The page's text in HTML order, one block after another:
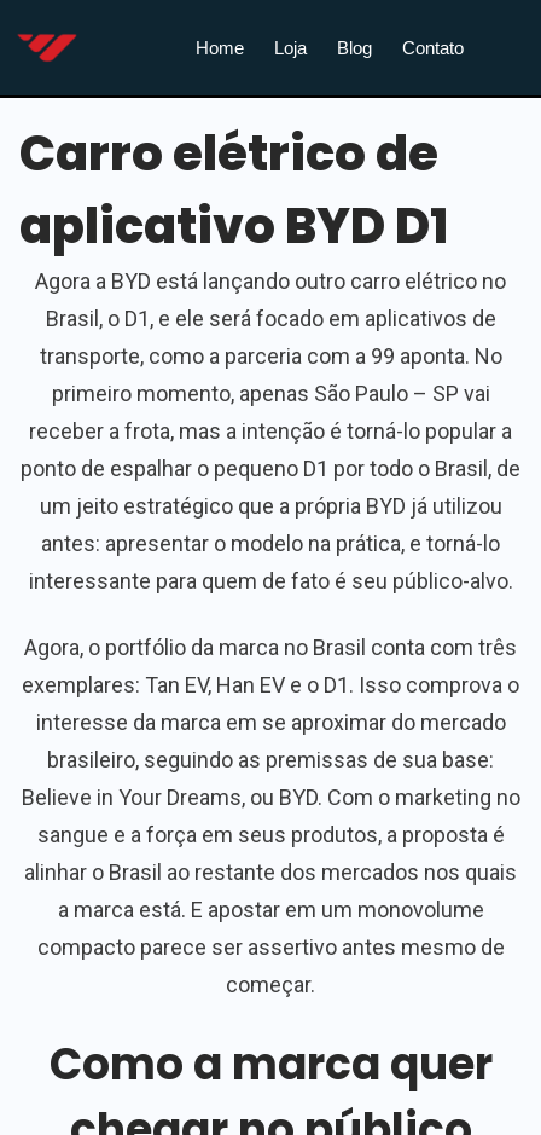
Home Loja Blog Contato
Carro elétrico de
aplicativo BYD D1
Agora a BYD está lançando outro carro elétrico no
Brasil, o D1, e ele será focado em aplicativos de
transporte, como a parceria com a 99 aponta. No
primeiro momento, apenas São Paulo – SP vai
receber a frota, mas a intenção é torná-lo popular a
ponto de espalhar o pequeno D1 por todo o Brasil, de
um jeito estratégico que a própria BYD já utilizou
antes: apresentar o modelo na prática, e torná-lo
interessante para quem de fato é seu público-alvo.
Agora, o portfólio da marca no Brasil conta com três
exemplares: Tan EV, Han EV e o D1. Isso comprova o
interesse da marca em se aproximar do mercado
brasileiro, seguindo as premissas de sua base:
Believe in Your Dreams, ou BYD. Com o marketing no
sangue e a força em seus produtos, a proposta é
alinhar o Brasil ao restante dos mercados nos quais
a marca está. E apostar em um monovolume
compacto parece ser assertivo antes mesmo de
começar.
Como a marca quer